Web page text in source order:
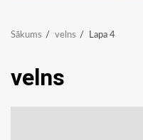
Sākums velns Lapa 4
velns